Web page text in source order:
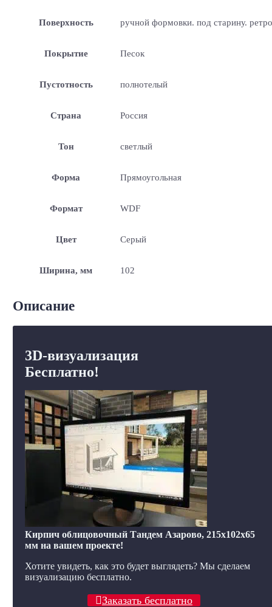
Поверхность ручной формовки. под старину. ретро
Покрытие Песок
Пустотность полнотелый
Страна Россия
Тон светлый
Форма Прямоугольная
Формат WDF
Цвет Серый
Ширина, мм 102
Описание
3D-визуализация
Бесплатно!
Кирпич облицовочный Тандем Азарово, 215x102x65
мм на вашем проекте!
Хотите увидеть, как это будет выглядеть? Мы сделаем
визуализацию бесплатно.
Заказать бесплатно